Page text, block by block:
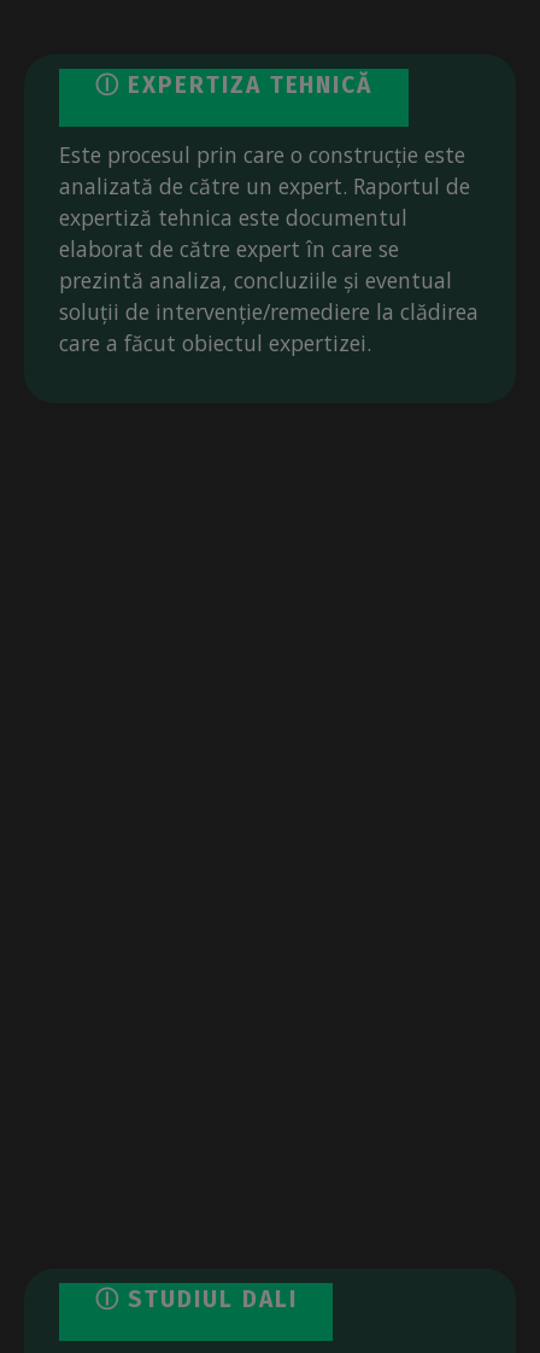
Ⓘ EXPERTIZA TEHNICĂ
Este procesul prin care o construcție este
analizată de către un expert. Raportul de
expertiză tehnica este documentul
elaborat de către expert în care se
prezintă analiza, concluziile și eventual
soluții de intervenție/remediere la clădirea
care a făcut obiectul expertizei.
Ⓘ STUDIUL DALI